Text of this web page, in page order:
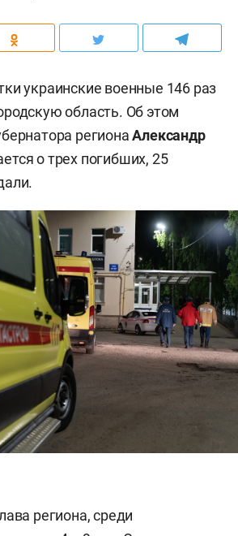
украинские военные 146 раз
область. Об этом
регионаАлександр
о трех погибших, 25
региона, среди